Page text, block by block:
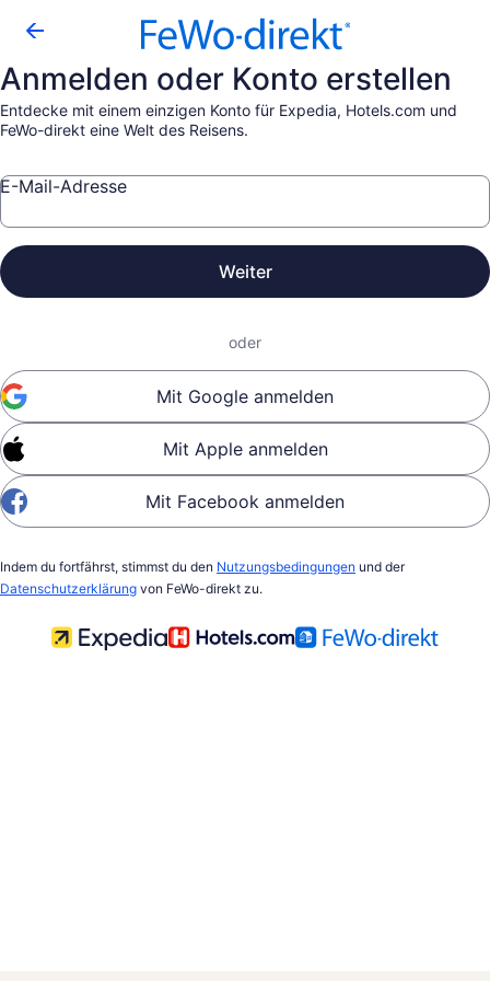
Anmelden oder Konto erstellen
Entdecke mit einem einzigen Konto für Expedia, Hotels.com und
FeWo-direkt eine Welt des Reisens.
E-Mail-Adresse
Weiter
oder
Mit Google anmelden
Mit Apple anmelden
Mit Facebook anmelden
Indem du fortfährst, stimmst du den Nutzungsbedingungen und der
Datenschutzerklärung von FeWo-direkt zu.